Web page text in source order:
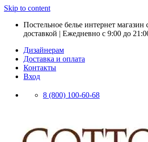
Skip to content
Постельное белье интернет магазин
доставкой | Ежедневно с 9:00 до
Дизайнерам
Доставка и оплата
Контакты
Вход
8 (800) 100-60-68